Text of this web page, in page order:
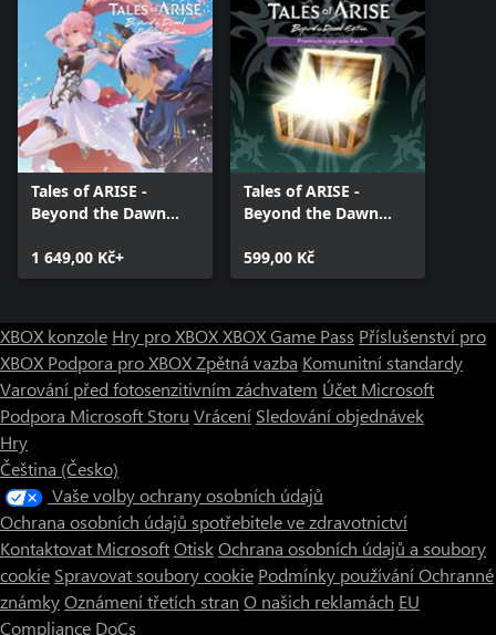
Tales of ARISE -
Beyond the Dawn
1 649,00 Kč+
Tales of ARISE -
Beyond the Dawn
Pack
599,00 Kč
XBOX konzole Hry pro XBOXXBOX Game Pass Příslušenství pro
XBOX Podpora pro XBOXZpětná vazba Komunitní standardy
Varování před fotosenzitivním záchvatem Účet Microsoft
Podpora Microsoft Storu Vrácení Sledování objednávek
Hry
Čeština (Česko)
Vaše volby ochrany osobních údajů
Ochrana osobních údajů spotřebitele ve zdravotnictví
Kontaktovat MicrosoftOtiskOchrana osobních údajů a soubory
cookie Spravovat soubory cookie Podmínky používáníOchranné
známkyOznámení třetích stran O našich reklamách EU
Compliance DoCs